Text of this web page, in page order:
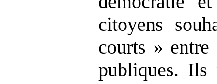
citoyens
courts »
publiques. Ils